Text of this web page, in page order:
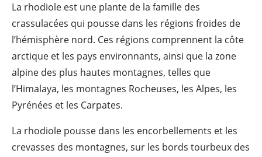
La rhodiole est une plante de la famille des
crassulacées qui pousse dans les régions froides de
l’hémisphère nord. Ces régions comprennent la côte
arctique et les pays environnants, ainsi que la zone
alpine des plus hautes montagnes, telles que
l’Himalaya, les montagnes Rocheuses, les Alpes, les
Pyrénées et les Carpates.
La rhodiole pousse dans les encorbellements et les
crevasses des montagnes, sur les bords tourbeux des